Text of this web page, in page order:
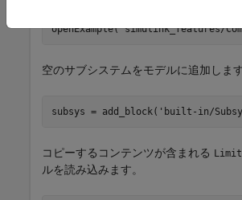
openExample("simulink_features/
空のサブシステムをモデルに追加します
subsys = add_block( 'built-in/
コピーするコンテンツが含まれる
ルを読み込みます。